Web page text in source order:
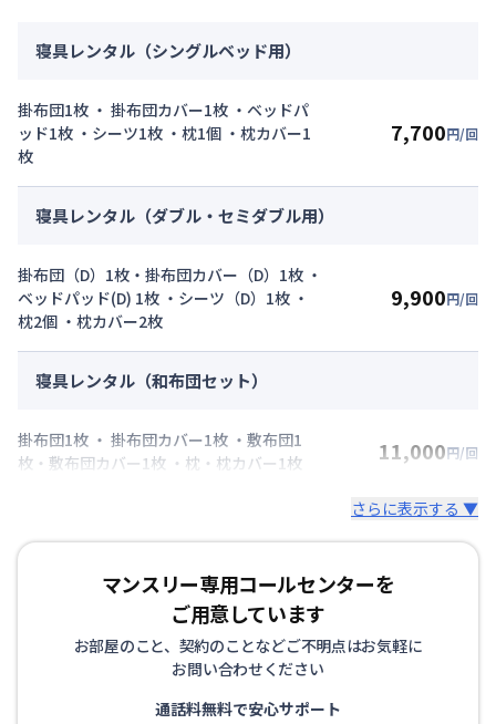
寝具レンタル（シングルベッド用）
掛布団1枚 ・ 掛布団カバー1枚 ・ベッドパ
ッド1枚 ・シーツ1枚 ・枕1個 ・枕カバー1
枚
7,700円/回
寝具レンタル（ダブル・セミダブル用）
掛布団（D）1枚・掛布団カバー（D）1枚 ・
ベッドパッド(D) 1枚 ・シーツ（D）1枚 ・
枕2個 ・枕カバー2枚
9,900円/回
寝具レンタル（和布団セット）
掛布団1枚 ・ 掛布団カバー1枚 ・敷布団1
枚・敷布団カバー1枚 ・枕・枕カバー1枚
11,000円/回
さらに表示する ▼
マンスリー専用コールセンターを
ご用意しています
お部屋のこと、契約のことなどご不明点はお気軽に
お問い合わせください
通話料無料で安心サポート